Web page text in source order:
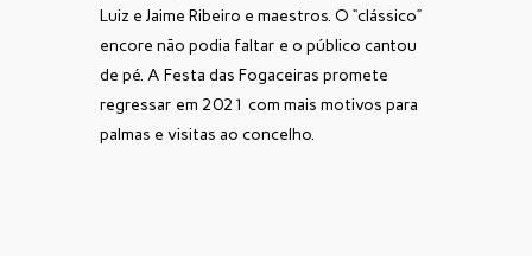
Luiz e Jaime Ribeiro e maestros. O “clássico”
encore não podia faltar e o público cantou
de pé. A Festa das Fogaceiras promete
regressar em 2021 com mais motivos para
palmas e visitas ao concelho.